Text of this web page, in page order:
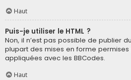
Haut
Puis-je utiliser le HTML ?
Non, il n’est pas possible de publier
plupart des mises en forme permises
appliquées avec les BBCodes.
Haut